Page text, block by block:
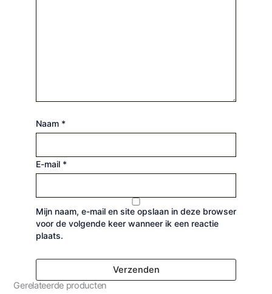
Naam *
E-mail *
Mijn naam, e-mail en site opslaan in deze browser
voor de volgende keer wanneer ik een reactie
plaats.
Gerelateerde producten